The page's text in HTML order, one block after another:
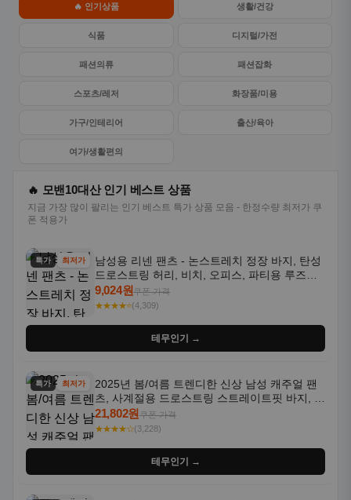
🔥 인기상품 생활/건강
식품 디지털/가전
패션의류 패션잡화
스포츠/레저 화장품/미용
가구/인테리어 출산/육아
여가/생활편의
🔥 모밴10대산 인기 베스트 상품
지금 가장 많이 팔리는 인기 베스트 특가 상품 모음 - 한정수량 최저가 쿠
폰 적용가
특가 최저가
남성용 리넨 팬츠 - 논스트레치 정장 바지, 탄성
드로스트링 허리, 비치, 오피스, 파티용 루즈핏
트라우저 - 세탁기 사용 가능한 캐주얼 정장 의
상
9,024원쿠폰 가격
★★★★⭐(4,309)
테무인기 →
특가 최저가
2025년 봄/여름 트렌디한 신상 남성 캐주얼 팬
츠, 사계절용 드로스트링 스트레이트핏 바지, 한
국 스타일, 활용도 높은 아웃도어 및 정장용, 발
목 바지
21,802원쿠폰 가격
★★★★☆(3,228)
테무인기 →